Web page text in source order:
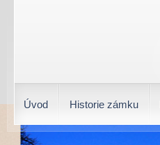
Úvod Historie zámku